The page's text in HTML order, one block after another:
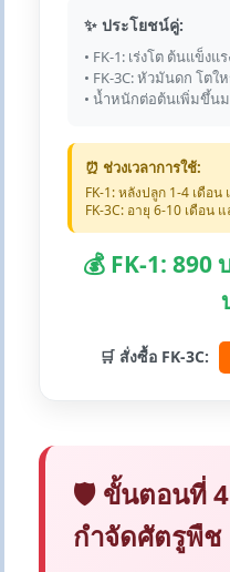
✨ ประโยชน์คู่:
• FK-1: เร่งโต ต้นแข็งแ
• FK-3C: หัวมันดก โตใ
• น้ำหนักต่อต้นเพิ่มขึ้น
⏰ ช่วงเวลาการใช้:
FK-1: หลังปลูก 1-4 เดือน
FK-3C: อายุ 6-10 เดือน
💰 FK-1: 890
🛒 สั่งซื้อ FK-3C:
🛡️ ขั้นตอนที่
กำจัดศัตรูพืช